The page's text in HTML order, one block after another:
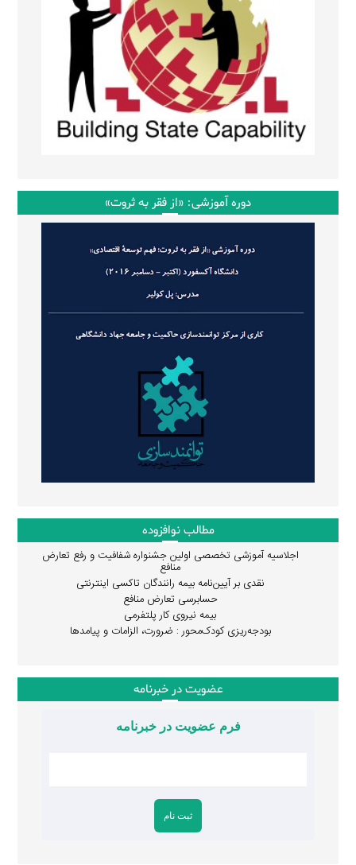
دوره آموزشی: «از فقر به ثروت»
مطالب نوافزوده
اجلاسیه آموزشی تخصصی اولین جشنواره شفافیت و رفع تعارض
منافع
نقدی بر آیین‌نامه بیمه رانندگان تاکسی اینترنتی
حسابرسی تعارض منافع
بیمه نیروی کار پلتفرمی
بودجه‌ریزی کودک‌محور : ضرورت، الزامات و پیامدها
عضویت در خبرنامه
فرم عضویت در خبرنامه